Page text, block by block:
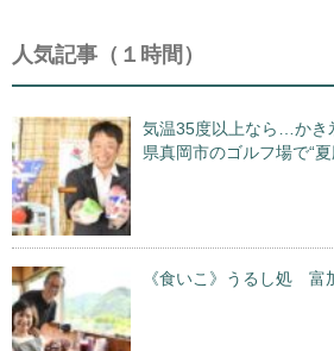
人気記事（１時間）
気温35度以上なら…か
県真岡市のゴルフ場で“
《食いこ》うるし処 富